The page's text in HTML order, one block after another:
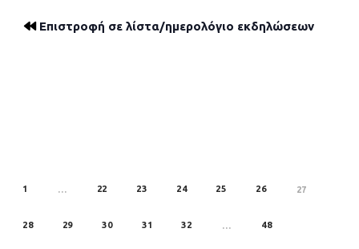
Επιστροφή σε λίστα/ημερολόγιο εκδηλώσεων
1 … 22 23 24 25 26 27
28 29 30 31 32 … 48